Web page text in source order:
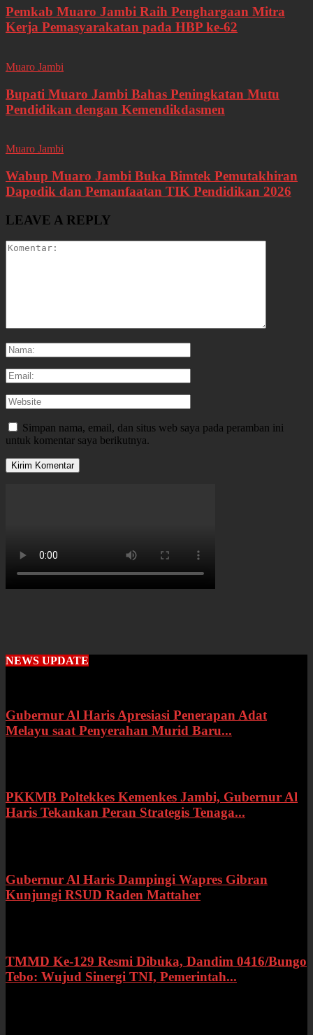
Pemkab Muaro Jambi Raih Penghargaan Mitra
Kerja Pemasyarakatan pada HBP ke-62
Muaro Jambi
Bupati Muaro Jambi Bahas Peningkatan Mutu
Pendidikan dengan Kemendikdasmen
Muaro Jambi
Wabup Muaro Jambi Buka Bimtek Pemutakhiran
Dapodik dan Pemanfaatan TIK Pendidikan 2026
LEAVE A REPLY
Simpan nama, email, dan situs web saya pada peramban ini
untuk komentar saya berikutnya.
NEWS UPDATE
Gubernur Al Haris Apresiasi Penerapan Adat
Melayu saat Penyerahan Murid Baru...
PKKMB Poltekkes Kemenkes Jambi, Gubernur Al
Haris Tekankan Peran Strategis Tenaga...
Gubernur Al Haris Dampingi Wapres Gibran
Kunjungi RSUD Raden Mattaher
TMMD Ke-129 Resmi Dibuka, Dandim 0416/Bungo
Tebo: Wujud Sinergi TNI, Pemerintah...